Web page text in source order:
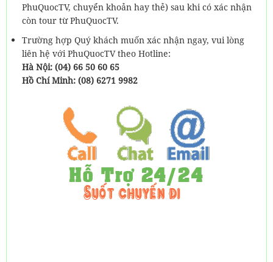
PhuQuocTV, chuyển khoản hay thẻ) sau khi có xác nhận
còn tour từ PhuQuocTV.
Trường hợp Quý khách muốn xác nhận ngay, vui lòng
liên hệ với PhuQuocTV theo Hotline:
Hà Nội: (04) 66 50 60 65
Hồ Chí Minh: (08) 6271 9982